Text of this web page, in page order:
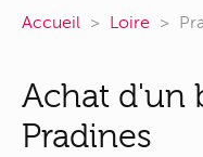
Accueil Loire
Achat d'un
Pradines